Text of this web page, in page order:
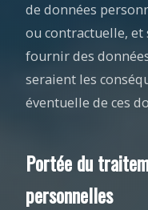
de données
ou contractuelle,
fournir des
seraient les
éventuelle de ces
Portée du
personnelles